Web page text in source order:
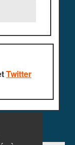
Twitter